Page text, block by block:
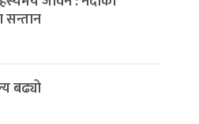
३, २०८३-
सन्तान
बढ्यो